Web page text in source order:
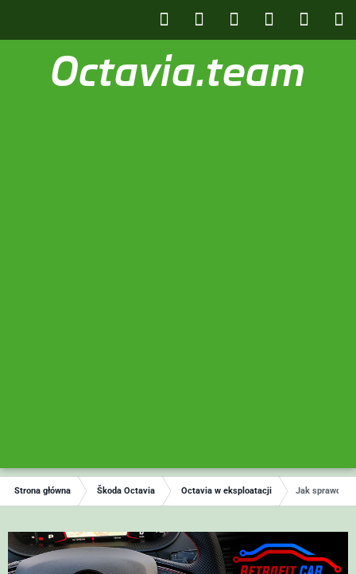
Octavia.team
Strona główna Škoda Octavia Octavia w eksploatacji Jak sprawdzić